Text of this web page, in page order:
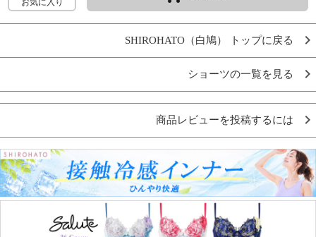
お気に入り
SHIROHATO（白鳩） トップに戻る
ショーツの一覧を見る
商品レビューを投稿するには